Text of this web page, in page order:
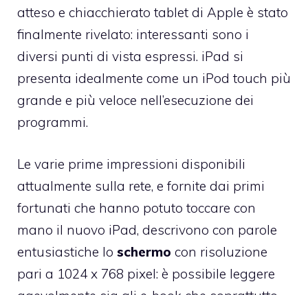
atteso e chiacchierato tablet di Apple è stato
finalmente rivelato: interessanti sono i
diversi punti di vista espressi. iPad si
presenta idealmente come un iPod touch più
grande e più veloce nell’esecuzione dei
programmi.
Le varie prime impressioni disponibili
attualmente sulla rete, e fornite dai primi
fortunati che hanno potuto toccare con
mano il nuovo iPad, descrivono con parole
entusiastiche lo schermo con risoluzione
pari a 1024 x 768 pixel: è possibile leggere